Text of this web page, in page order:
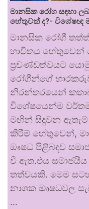
මානසික රෝග සඳහා
හේතුවක් ද?-
මානසික රෝගී
භාවිතය හේතුවෙන්
ප්‍රචණ්ඩත්වයට
රෝගීන්ගේ
නිරන්තරයෙන්
විශේෂයෙන්ම
මඟින් සිදුවන ඇතැම්
කිරීම් හේතුවෙන්,
ඖෂධ පිළිබඳව
වී ඇත.එය
තත්වයකි. මෙම
නාශක ඖෂධවල
…